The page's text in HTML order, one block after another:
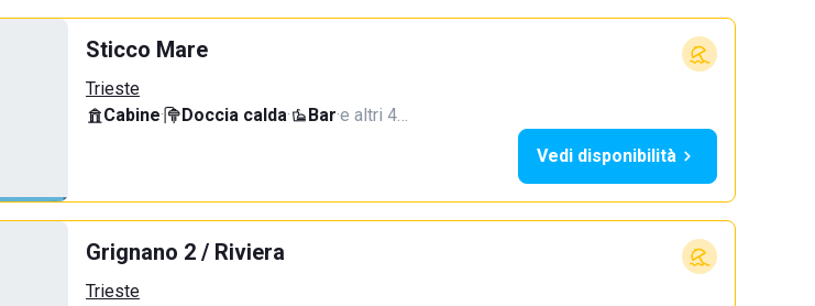
Sticco Mare
Trieste
Cabine· Doccia calda· Bar·e altri 4…
Vedi disponibilità
Grignano 2 / Riviera
Trieste